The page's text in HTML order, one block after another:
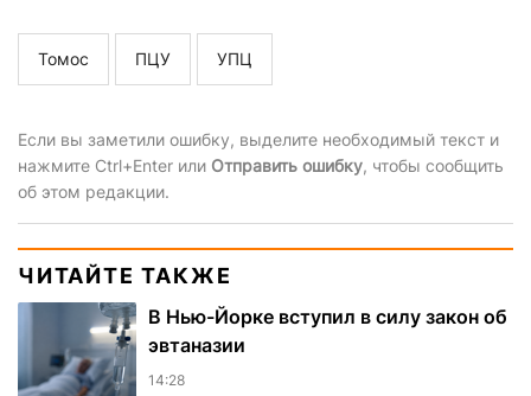
Томос ПЦУ УПЦ
Если вы заметили ошибку, выделите необходимый текст и
нажмите Ctrl+Enter или Отправить ошибку, чтобы сообщить
об этом редакции.
ЧИТАЙТЕ ТАКЖЕ
В Нью-Йорке вступил в силу закон об
эвтаназии
14:28